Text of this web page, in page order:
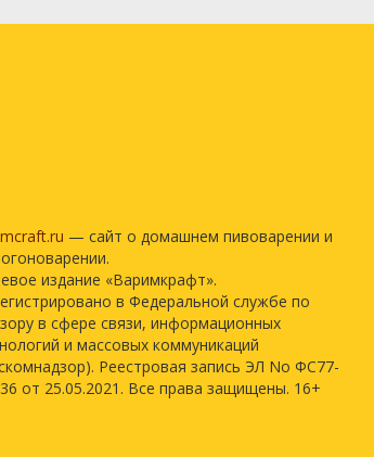
— сайт о домашнем пивоварении и
издание «Варимкрафт».
в Федеральной службе по
в сфере связи, информационных
и массовых коммуникаций
Реестровая запись ЭЛ No ФС77-
от 25.05.2021. Все права защищены. 16+